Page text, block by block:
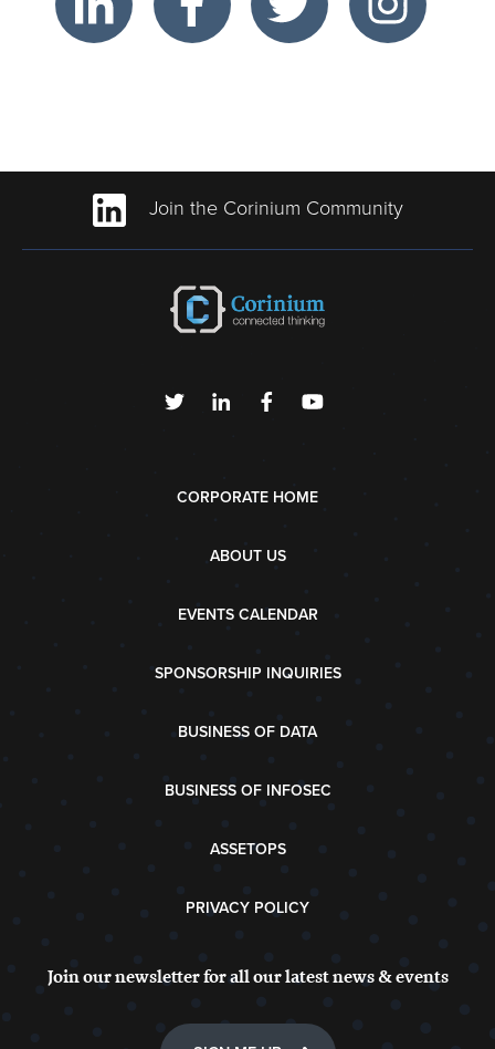
Join the Corinium Community
CORPORATE HOME
ABOUT US
EVENTS CALENDAR
SPONSORSHIP INQUIRIES
BUSINESS OF DATA
BUSINESS OF INFOSEC
ASSETOPS
PRIVACY POLICY
Join our newsletter for all our latest news & events